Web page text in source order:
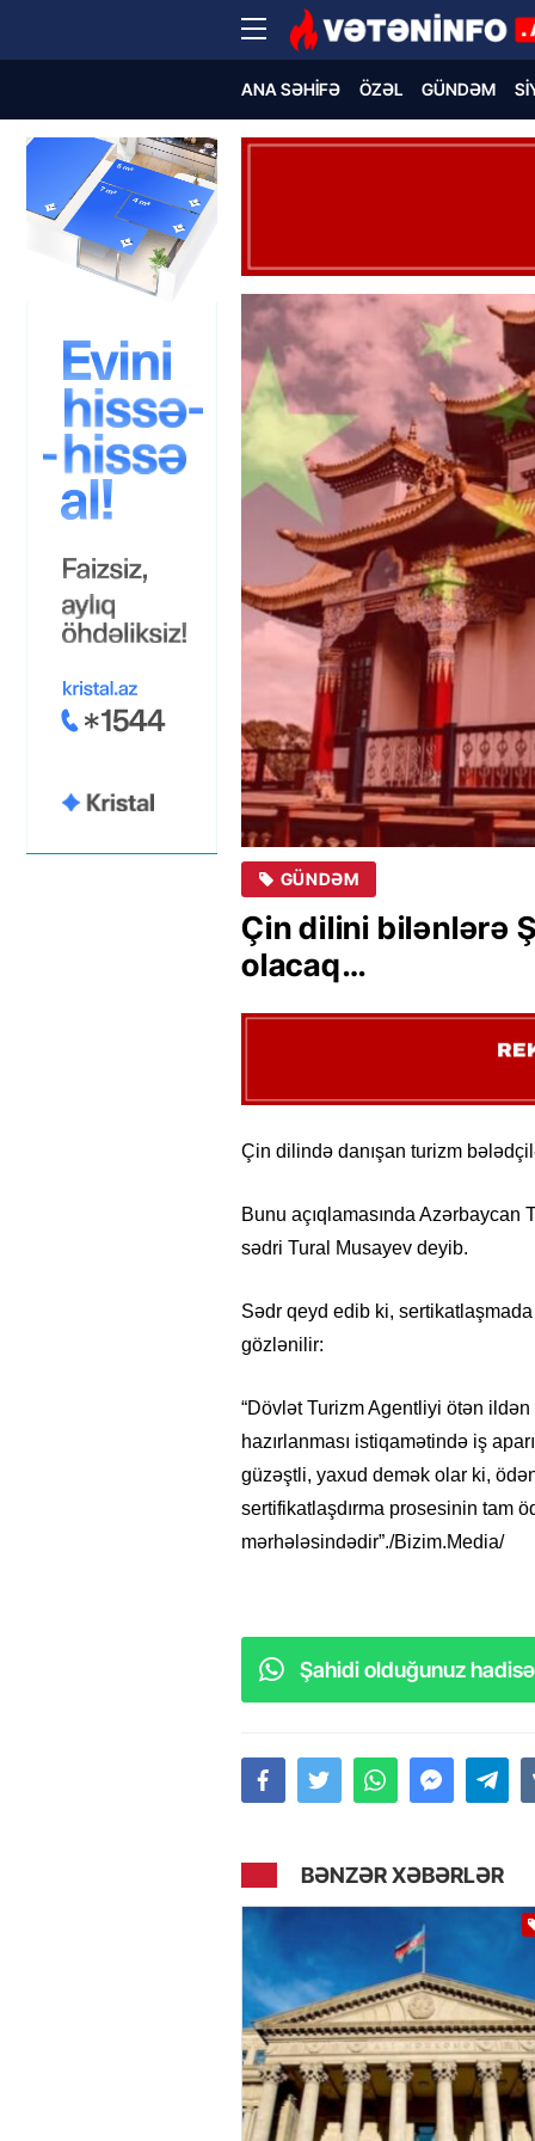
ANA SƏHIFƏ ÖZƏL GÜNDƏM
GÜNDƏM
Çin dilini bilənlərə
olacaq…
Çin dilində danışan turizm
Bunu açıqlamasında Azərbaycan
sədri Tural Musayev deyib.
Sədr qeyd edib ki, sertikatlaşmada
gözlənilir:
“Dövlət Turizm Agentliyi ötən
hazırlanması istiqamətində iş
güzəştli, yaxud demək olar ki,
sertifikatlaşdırma prosesinin tam
mərhələsindədir”./Bizim.Media/
Şahidi olduğunuz
BƏNZƏR XƏBƏRLƏR